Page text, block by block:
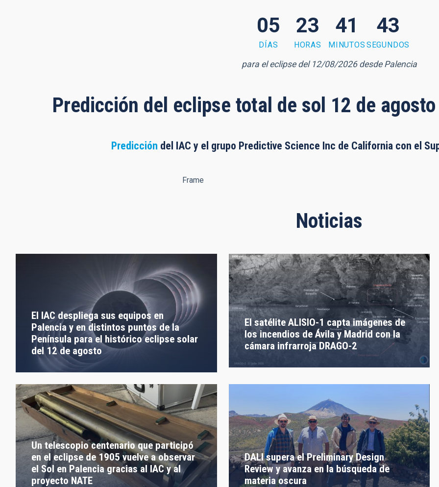
05
DÍAS
23
HORAS
41
MINUTOS
42
SEGUNDOS
para el eclipse del 12/08/2026 desde Palencia
Predicción del eclipse total de sol 12 de
Predicción del IAC y el grupo Predictive Science Inc de California con el
Frame
Noticias
El IAC despliega sus equipos en
Palencia y en distintos puntos de la
Península para el histórico eclipse solar
del 12 de agosto
El satélite ALISIO-1 capta imágenes de
los incendios de Ávila y Madrid con la
cámara infrarroja DRAGO-2
Un telescopio centenario que participó
en el eclipse de 1905 vuelve a observar
el Sol en Palencia gracias al IAC y al
proyecto NATE
DALI supera el Preliminary Design
Review y avanza en la búsqueda de
materia oscura